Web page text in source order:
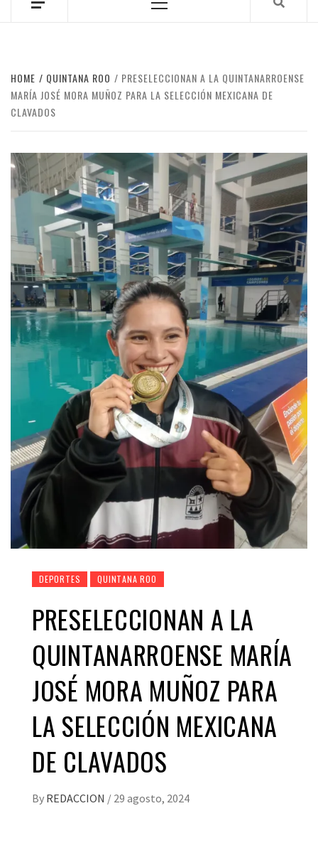
Menu
HOME QUINTANA ROO
PRESELECCIONAN A LA QUINTANARROENSE
MARÍA JOSÉ MORA MUÑOZ PARA LA SELECCIÓN MEXICANA DE
CLAVADOS
DEPORTES QUINTANA ROO
PRESELECCIONAN A LA
QUINTANARROENSE MARÍA
JOSÉ MORA MUÑOZ PARA
LA SELECCIÓN MEXICANA
DE CLAVADOS
By REDACCION / 29 agosto, 2024